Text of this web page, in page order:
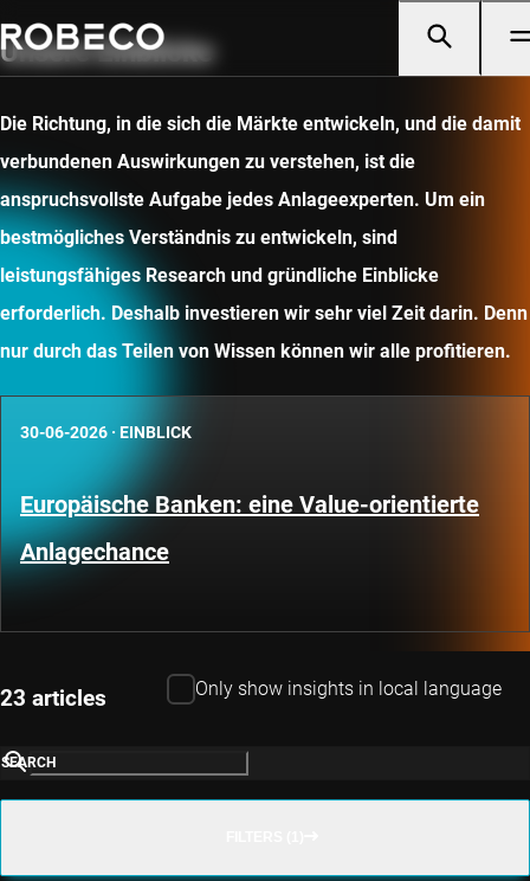
Unsere Einblicke
Die Richtung, in die sich die Märkte entwickeln, und die damit
verbundenen Auswirkungen zu verstehen, ist die
anspruchsvollste Aufgabe jedes Anlageexperten. Um ein
bestmögliches Verständnis zu entwickeln, sind
leistungsfähiges Research und gründliche Einblicke
erforderlich. Deshalb investieren wir sehr viel Zeit darin. Denn
nur durch das Teilen von Wissen können wir alle profitieren.
30-06-2026 · EINBLICK
Europäische Banken: eine Value-orientierte
Anlagechance
23 articles Only show insights in local language
SEARCH